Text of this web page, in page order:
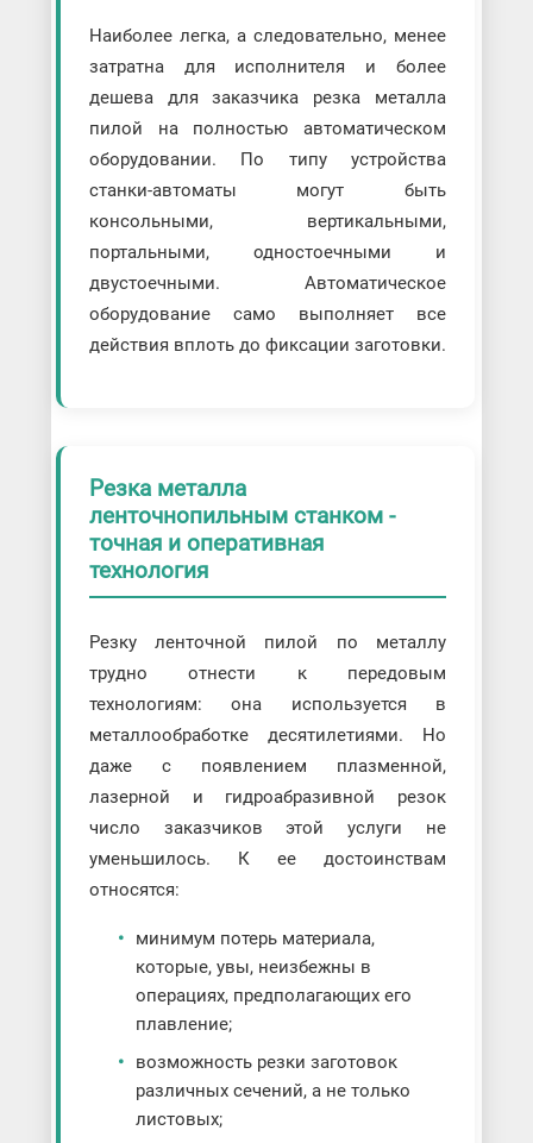
Наиболее легка, а следовательно, менее
затратна для исполнителя и более
дешева для заказчика резка металла
пилой на полностью автоматическом
оборудовании. По типу устройства
станки-автоматы могут быть
консольными, вертикальными,
портальными, одностоечными и
двустоечными. Автоматическое
оборудование само выполняет все
действия вплоть до фиксации заготовки.
Резка металла
ленточнопильным станком -
точная и оперативная
технология
Резку ленточной пилой по металлу
трудно отнести к передовым
технологиям: она используется в
металлообработке десятилетиями. Но
даже с появлением плазменной,
лазерной и гидроабразивной резок
число заказчиков этой услуги не
уменьшилось. К ее достоинствам
относятся:
минимум потерь материала,
которые, увы, неизбежны в
операциях, предполагающих его
плавление;
возможность резки заготовок
различных сечений, а не только
листовых;